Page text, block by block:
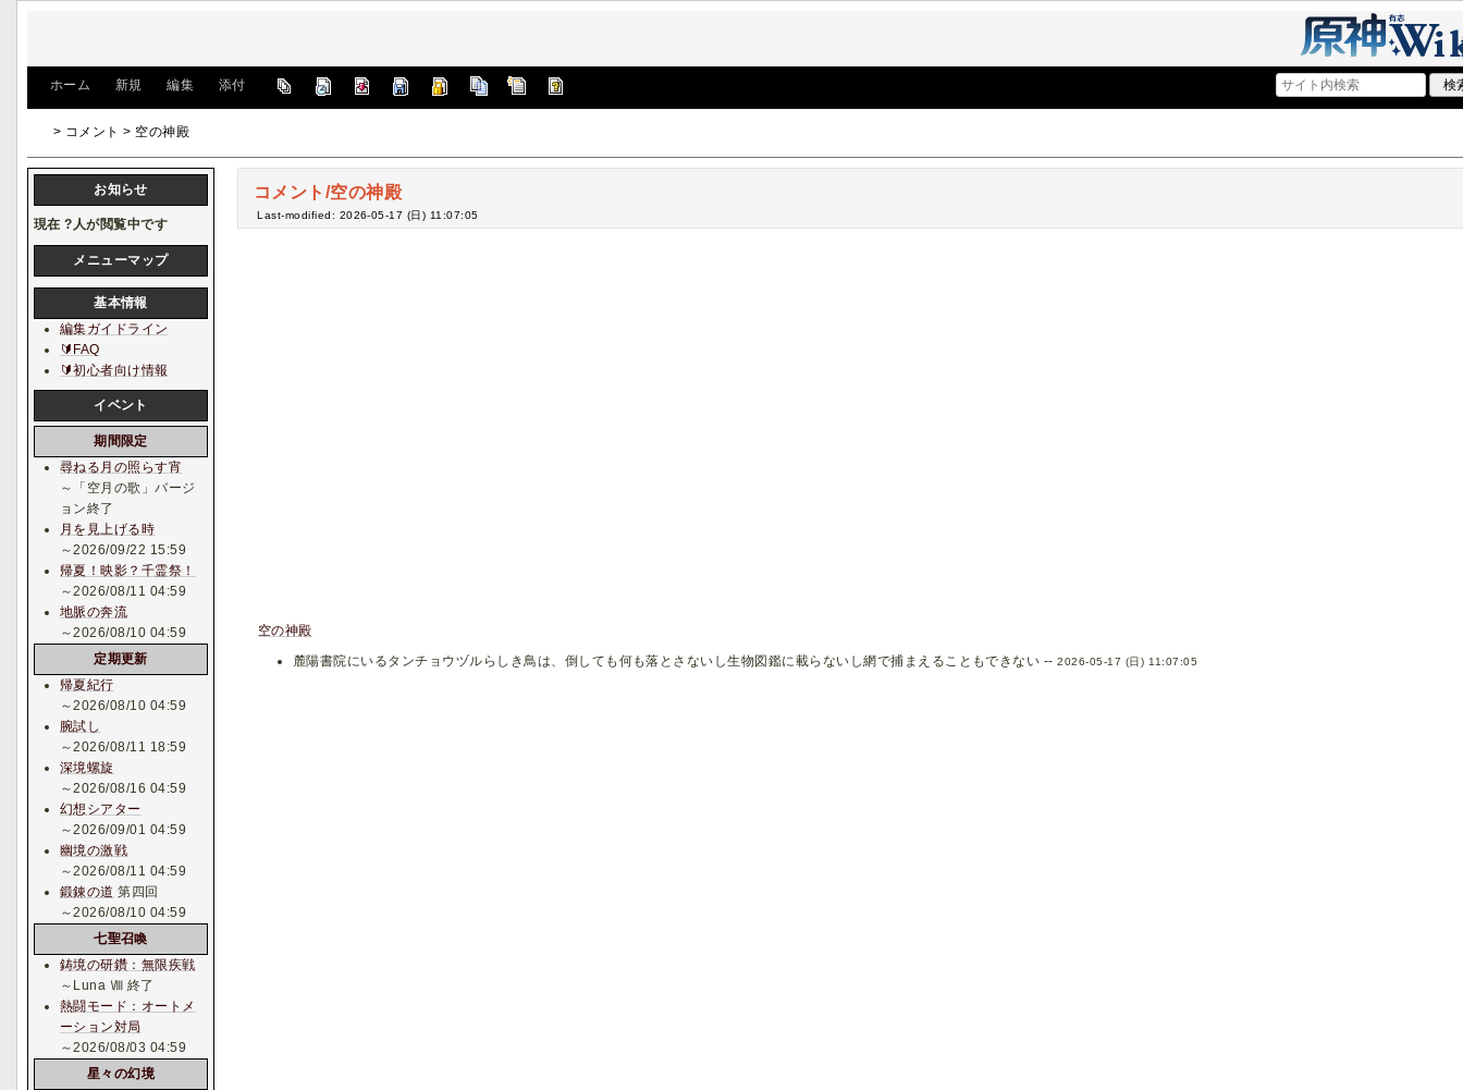
ホーム 新規 編集 添付
> コメント > 空の神殿
コメント/空の神殿
Last-modified: 2026-05-17 (日) 11:07:05
空の神殿
麓陽書院にいるタンチョウヅルらしき鳥は、倒しても何も落とさないし生物図鑑に載らないし網で捕まえることもできない --2026-05-17 (日) 11:07:05
お知らせ
現在?人が閲覧中です
メニューマップ
基本情報
編集ガイドライン
🔰FAQ
🔰初心者向け情報
イベント
期間限定
尋ねる月の照らす宵
～「空月の歌」バージ
ョン終了
月を見上げる時
～2026/09/22 15:59
帰夏！映影？千霊祭！
～2026/08/11 04:59
地脈の奔流
～2026/08/10 04:59
定期更新
帰夏紀行
～2026/08/10 04:59
腕試し
～2026/08/11 18:59
深境螺旋
～2026/08/16 04:59
幻想シアター
～2026/09/01 04:59
幽境の激戦
～2026/08/11 04:59
鍛錬の道 第四回
～2026/08/10 04:59
七聖召喚
鋳境の研鑽：無限疾戦
～Luna Ⅷ 終了
熱闘モード：オートメ
ーション対局
～2026/08/03 04:59
星々の幻境